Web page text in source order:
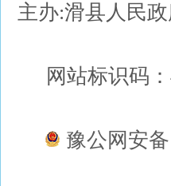
主办:滑县人民
网站标识码
豫公网安备